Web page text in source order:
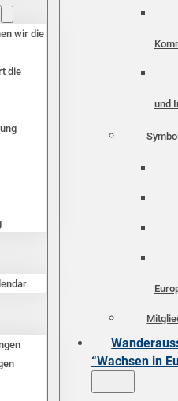
wir die
die
und
“Wachsen in